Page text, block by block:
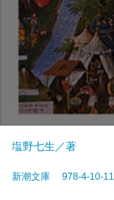
塩野七生／著
新潮文庫 978-4-10-